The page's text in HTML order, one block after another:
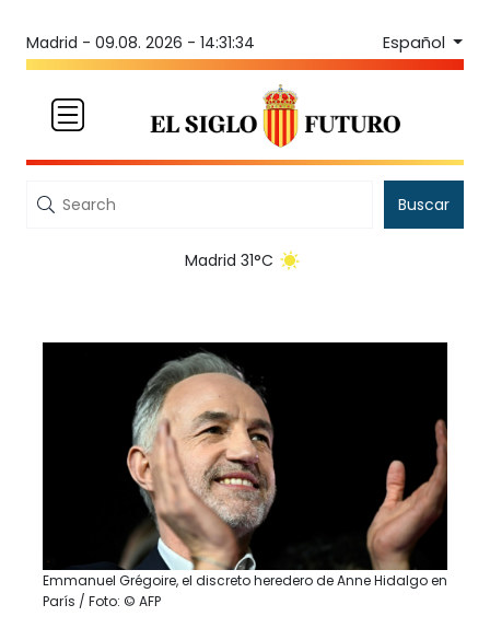
Madrid - 09.08. 2026 - 14:31:34 Español
Buscar
Madrid 31°C
Emmanuel Grégoire, el discreto heredero de Anne Hidalgo en
París / Foto: © AFP